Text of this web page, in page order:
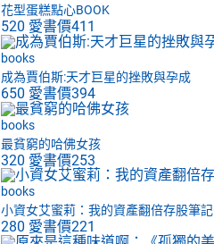
花型蛋糕點心BOOK
520 愛書價411
books
成為賈伯斯:天才巨星的挫敗與孕成
650 愛書價394
books
最貧窮的哈佛女孩
320 愛書價253
books
小資女艾蜜莉：我的資產翻倍存股筆記
280 愛書價221